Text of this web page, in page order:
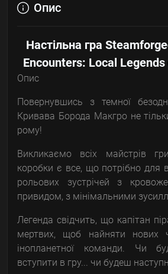
Опис
Настільна гра
Encounters: Local
Опис
Повернувшись з темної
Кривава Борода Макгро не
рому!
Викликаємо всіх майстрів
коробки є все, що потрібно для
рольових зустрічей з
привидом, з мінімальними
Легенда свідчить, що капітан
мертвих, щоб найняти нових
інопланетної команди. Чи
вступити в гру... чи будеш